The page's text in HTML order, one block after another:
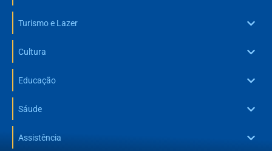
Turismo e Lazer
Cultura
Educação
Sáude
Assistência